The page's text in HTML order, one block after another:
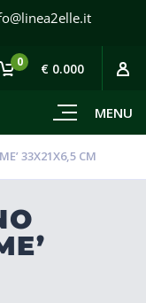
MENU
0 € 0.000
33X21X6,5 CM